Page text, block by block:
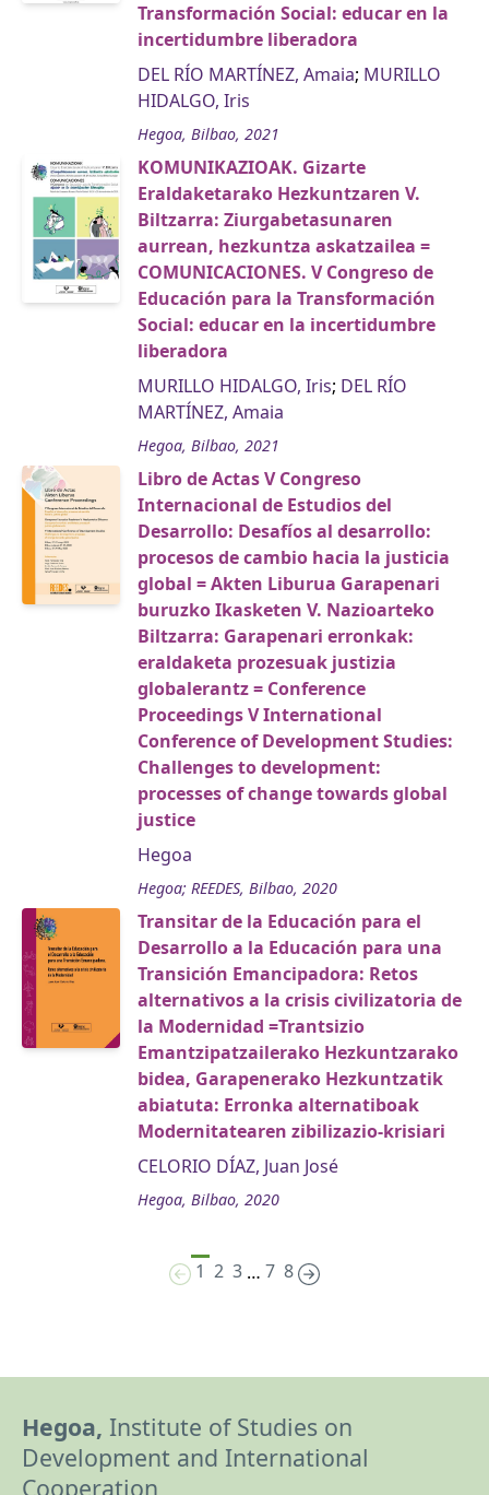
Transformación Social: educar en la
incertidumbre liberadora
DEL RÍO MARTÍNEZ, Amaia; MURILLO
HIDALGO, Iris
Hegoa, Bilbao, 2021
KOMUNIKAZIOAK. Gizarte
Eraldaketarako Hezkuntzaren V.
Biltzarra: Ziurgabetasunaren
aurrean, hezkuntza askatzailea =
COMUNICACIONES. V Congreso de
Educación para la Transformación
Social: educar en la incertidumbre
liberadora
MURILLO HIDALGO, Iris; DEL RÍO
MARTÍNEZ, Amaia
Hegoa, Bilbao, 2021
Libro de Actas V Congreso
Internacional de Estudios del
Desarrollo: Desafíos al desarrollo:
procesos de cambio hacia la justicia
global = Akten Liburua Garapenari
buruzko Ikasketen V. Nazioarteko
Biltzarra: Garapenari erronkak:
eraldaketa prozesuak justizia
globalerantz = Conference
Proceedings V International
Conference of Development Studies:
Challenges to development:
processes of change towards global
justice
Hegoa
Hegoa; REEDES, Bilbao, 2020
Transitar de la Educación para el
Desarrollo a la Educación para una
Transición Emancipadora: Retos
alternativos a la crisis civilizatoria de
la Modernidad =Trantsizio
Emantzipatzailerako Hezkuntzarako
bidea, Garapenerako Hezkuntzatik
abiatuta: Erronka alternatiboak
Modernitatearen zibilizazio-krisiari
CELORIO DÍAZ, Juan José
Hegoa, Bilbao, 2020
1 2 3 … 7 8
Hegoa, Institute of Studies on
Development and International
Cooperation